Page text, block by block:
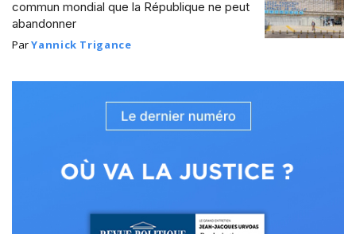
commun mondial que la République ne peut
abandonner
ParYannick Trigance